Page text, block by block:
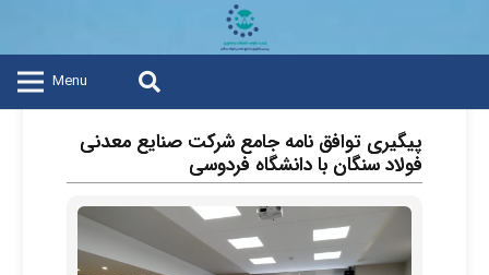
Menu
پیگیری توافق نامه جامع شرکت صنایع معدنی
فولاد سنگان با دانشگاه فردوسی